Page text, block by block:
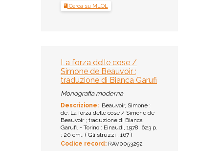
Cerca su MLOL
La forza delle cose /
Simone de Beauvoir ;
traduzione di Bianca Garufi
Monografia moderna
Descrizione: Beauvoir, Simone :
de. La forza delle cose / Simone de
Beauvoir ; traduzione di Bianca
Garufi. - Torino : Einaudi, 1978. 623 p.
; 20 cm.. ( Gli struzzi ; 167 )
Codice record: RAV0053292